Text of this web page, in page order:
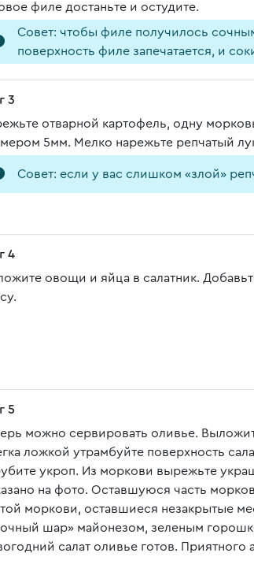
филе достаньте и остудите.
Совет: чтобы филе получилось
поверхность филе запечатается, и
3
отварной картофель, одну
5мм. Мелко нарежьте репчатый
Совет: если у вас слишком «злой»
4
овощи и яйца в салатник.
5
можно сервировать оливье.
ложкой утрамбуйте поверхность
укроп. Из моркови вырежьте
на фото. Оставшуюся часть
моркови, оставшиеся незакрытые
шар» майонезом, зеленым
салат оливье готов. Приятного